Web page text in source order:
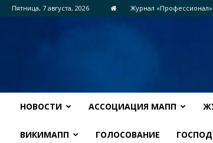
Пятница, 7 августа, 2026 Журнал «Профессионал»
НОВОСТИ АССОЦИАЦИЯ МАПП
ВИКИМАПП ГОЛОСОВАНИЕ